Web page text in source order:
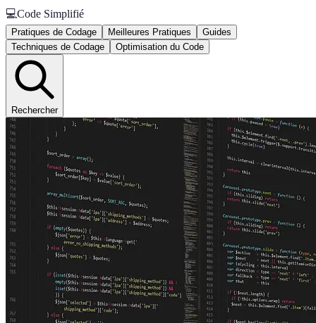
💻Code Simplifié
Pratiques de Codage Meilleures Pratiques
Guides
Techniques de Codage
Optimisation du Code
Rechercher